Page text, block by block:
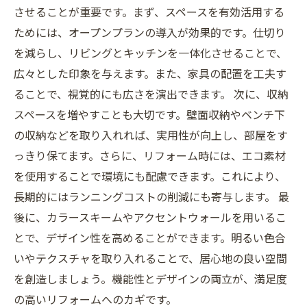
させることが重要です。まず、スペースを有効活用する
ためには、オープンプランの導入が効果的です。仕切り
を減らし、リビングとキッチンを一体化させることで、
広々とした印象を与えます。また、家具の配置を工夫す
ることで、視覚的にも広さを演出できます。 次に、収納
スペースを増やすことも大切です。壁面収納やベンチ下
の収納などを取り入れれば、実用性が向上し、部屋をす
っきり保てます。さらに、リフォーム時には、エコ素材
を使用することで環境にも配慮できます。これにより、
長期的にはランニングコストの削減にも寄与します。 最
後に、カラースキームやアクセントウォールを用いるこ
とで、デザイン性を高めることができます。明るい色合
いやテクスチャを取り入れることで、居心地の良い空間
を創造しましょう。機能性とデザインの両立が、満足度
の高いリフォームへのカギです。